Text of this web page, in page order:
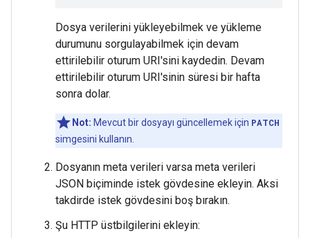
Dosya verilerini yükleyebilmek ve yükleme
durumunu sorgulayabilmek için devam
ettirilebilir oturum URI'sini kaydedin. Devam
ettirilebilir oturum URI'sinin süresi bir hafta
sonra dolar.
Not: Mevcut bir dosyayı güncellemek için PATCH
simgesini kullanın.
Dosyanın meta verileri varsa meta verileri
JSON biçiminde istek gövdesine ekleyin. Aksi
takdirde istek gövdesini boş bırakın.
Şu HTTP üstbilgilerini ekleyin: